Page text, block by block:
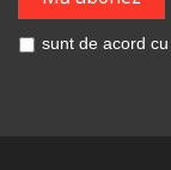
sunt de acord cu